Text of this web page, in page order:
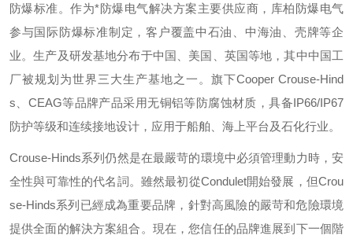
防爆标准。作为*防爆电气解决方案主要供应商，库柏防爆电气
参与国际防爆标准制定，客户覆盖中石油、中海油、壳牌等企
业。生产及研发基地分布于中国、美国、英国等地，其中中国工
厂被规划为世界三大生产基地之一。旗下Cooper Crouse-Hind
s
CEAG等品牌产品采用无铜铝等防腐蚀材质，具备IP66/IP67
防护等级和连续接地设计，应用于船舶、海上平台及石化行业。
Crouse-Hinds系列仍然是在最嚴苛的環境中必須管理動力時，安
全性與可靠性的代名詞。雖然最初從Condulet開始發展，但Crou
se-Hinds系列已經成為重要品牌，針對高風險的嚴苛和危險環境
提供全面的解決方案組合。現在，您信任的品牌進展到下一個階